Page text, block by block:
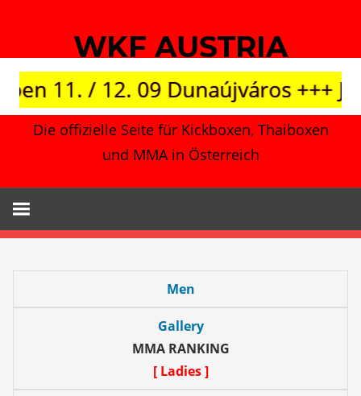
springen
WKF AUSTRIA
11. / 12. 09 Dunaújváros +++
Die offizielle Seite für Kickboxen, Thaiboxen
und MMA in Österreich
Men
Gallery
MMA RANKING
[ Ladies ]